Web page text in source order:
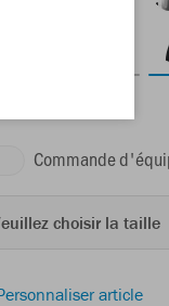
Commande
choisir la taille
article